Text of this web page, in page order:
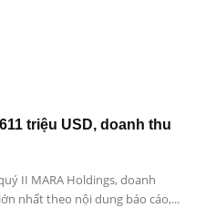
triệu USD, doanh thu
II MARA Holdings, doanh
nhất theo nội dung báo cáo,...